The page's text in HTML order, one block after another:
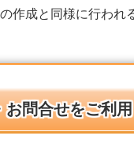
作成と同様に行われ
問合せをご利